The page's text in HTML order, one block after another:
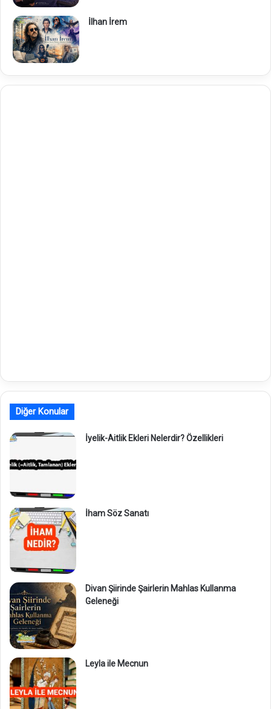
İlhan İrem
Diğer Konular
İyelik-Aitlik Ekleri Nelerdir? Özellikleri
İham Söz Sanatı
Divan Şiirinde Şairlerin Mahlas Kullanma
Geleneği
Leyla ile Mecnun